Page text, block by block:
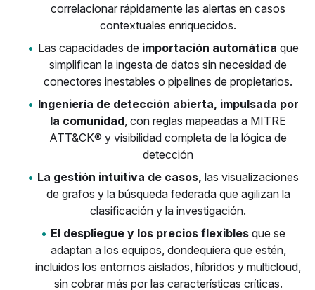
correlacionar rápidamente las alertas en casos
contextuales enriquecidos.
Las capacidades de importación automática que
simplifican la ingesta de datos sin necesidad de
conectores inestables o pipelines de propietarios.
Ingeniería de detección abierta, impulsada por
la comunidad, con reglas mapeadas a MITRE
ATT&CK® y visibilidad completa de la lógica de
detección
La gestión intuitiva de casos, las visualizaciones
de grafos y la búsqueda federada que agilizan la
clasificación y la investigación.
El despliegue y los precios flexibles que se
adaptan a los equipos, dondequiera que estén,
incluidos los entornos aislados, híbridos y multicloud,
sin cobrar más por las características críticas.